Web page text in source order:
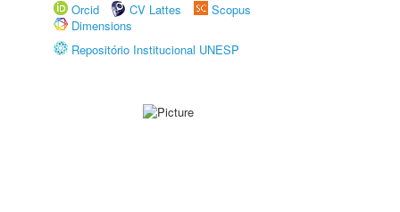
Orcid
CV Lattes
Scopus
Dimensions
Repositório Institucional UNESP